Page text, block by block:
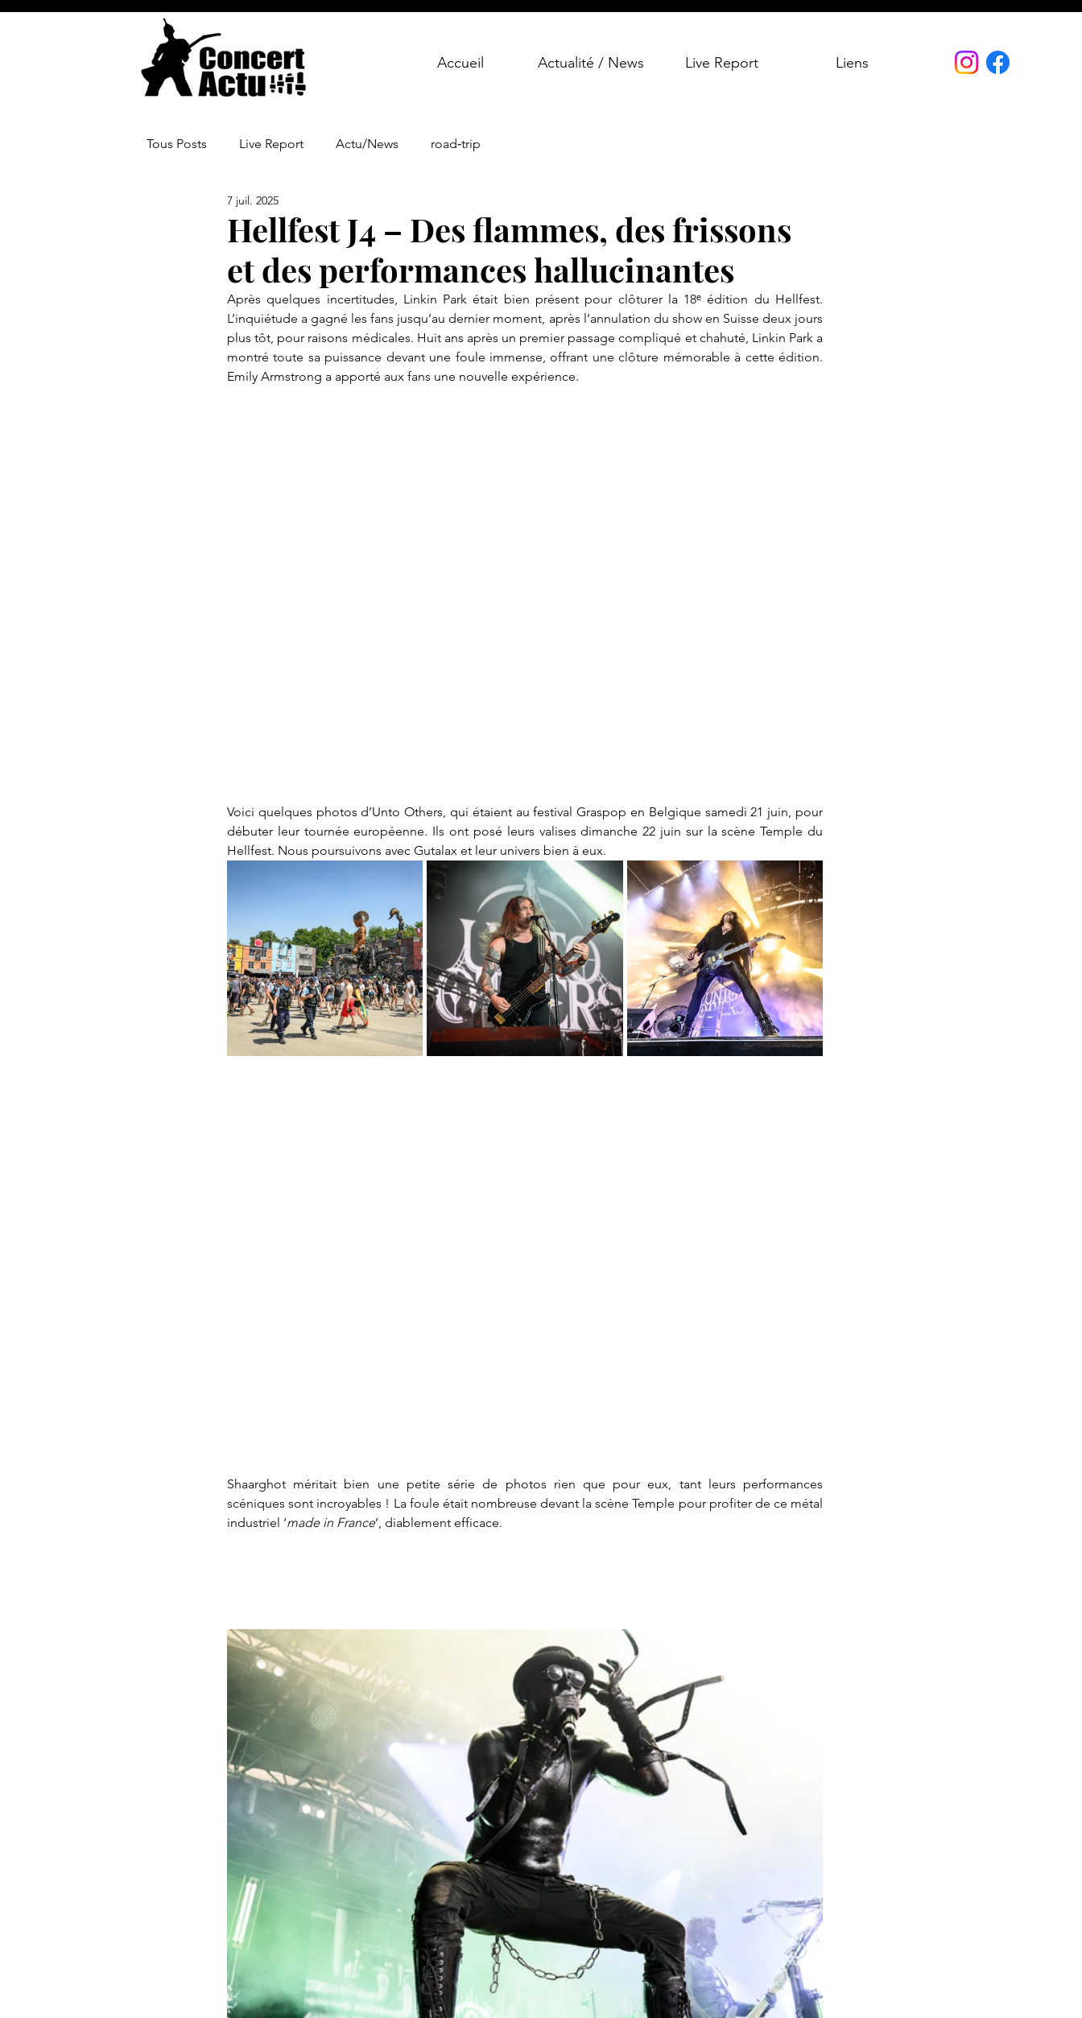
Accueil Actualité / News Live Report Liens
Tous Posts Live Report Actu/News road‑trip
Hellfest J4 – Des flammes, des frissons
et des performances hallucinantes
7 juil. 2025
Après quelques incertitudes, Linkin Park était bien présent pour clôturer la 18ᵉ édition du Hellfest.
L’inquiétude a gagné les fans jusqu’au dernier moment, après l’annulation du show en Suisse deux jours
plus tôt, pour raisons médicales. Huit ans après un premier passage compliqué et chahuté, Linkin Park a
montré toute sa puissance devant une foule immense, offrant une clôture mémorable à cette édition.
Emily Armstrong a apporté aux fans une nouvelle expérience.
Voici quelques photos d’Unto Others, qui étaient au festival Graspop en Belgique samedi 21 juin, pour
débuter leur tournée européenne. Ils ont posé leurs valises dimanche 22 juin sur la scène Temple du
Hellfest. Nous poursuivons avec Gutalax et leur univers bien à eux.
Shaarghot méritait bien une petite série de photos rien que pour eux, tant leurs performances
scéniques sont incroyables ! La foule était nombreuse devant la scène Temple pour profiter de ce métal
industriel ‘made in France’, diablement efficace.